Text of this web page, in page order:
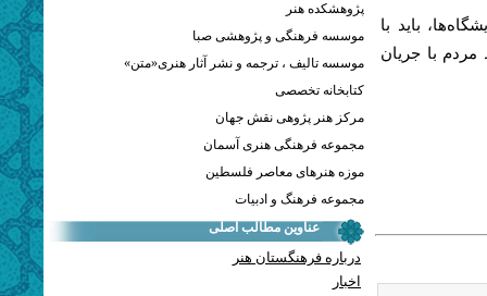
پژوهشکده هنر
موسسه فرهنگی و پژوهشی صبا
موسسه تالیف ، ترجمه و نشر آثار هنری«متن»
کتابخانه تخصصی
مرکز هنر پژوهی نقش جهان
مجموعه فرهنگی هنری آسمان
موزه هنرهای معاصر فلسطین
مجموعه فرهنگ و ادبیات
عناوین مطالب اصلی
درباره فرهنگستان هنر
اخبار
باید با
مردم با جریان